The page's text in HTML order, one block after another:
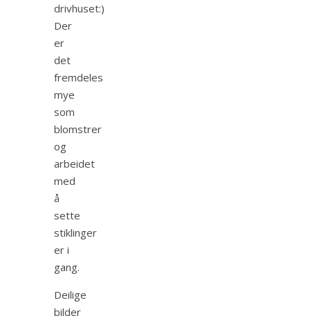
drivhuset:)
Der
er
det
fremdeles
mye
som
blomstrer
og
arbeidet
med
å
sette
stiklinger
er i
gang.
Deilige
bilder